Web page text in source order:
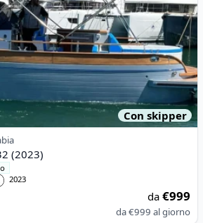
Con skipper
(2023)
2023
da€999
da€999 al giorno